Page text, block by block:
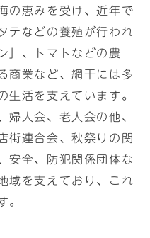
の恵みを受け、近年で
テなどの養殖が行われ
」、トマトなどの農
商業など、網干には多
生活を支えています。
婦人会、老人会の他、
街連合会、秋祭りの関
安全、防犯関係団体な
域を支えており、これ
。